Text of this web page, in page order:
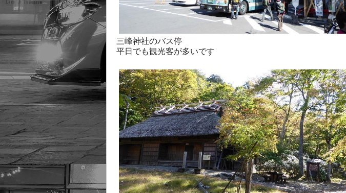
三峰神社のバス停
平日でも観光客が多いです